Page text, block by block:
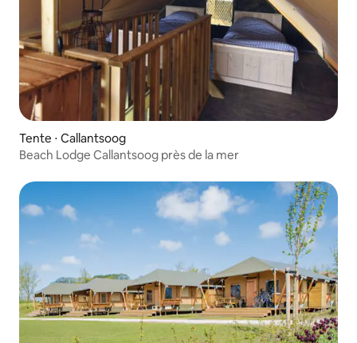
Tente ⋅ Callantsoog
Beach Lodge Callantsoog près de la mer